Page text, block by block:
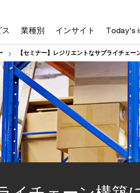
業種別 インサイト Today's
【セミナー】レジリエントなサプライチェ